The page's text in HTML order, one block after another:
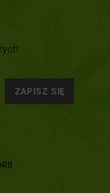
ZAPISZ SIĘ